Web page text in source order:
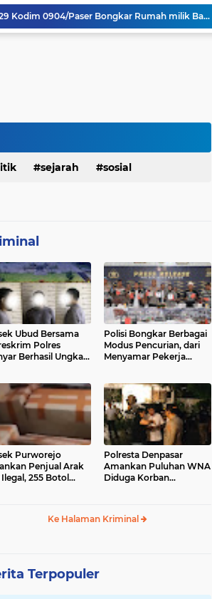
Personel Satgas TMMD 129 Kodim 0904/Paser Bongkar Rumah milik Bapak Harim
Polresta Denpasar Ungkap Kasus Narkoba, Temukan Senpi dan Airsoft Gun Saat Pengerebekan
Ramaikan Semangat Agustusan, Satgas TMMD 129 Desa Biu Hiasi Jalanan Desa
Bapak Sirajudi Setelah Direnovasi
sejarah sosial
Ubud Bersama
Polres
Berhasil Ungkap
Polisi Bongkar Berbagai
Modus Pencurian, dari
Menyamar Pekerja
Purworejo
Penjual Arak
Ilegal, 255 Botol
Polresta Denpasar
Amankan Puluhan WNA
Diduga Korban
Ke Halaman Kriminal
Terpopuler